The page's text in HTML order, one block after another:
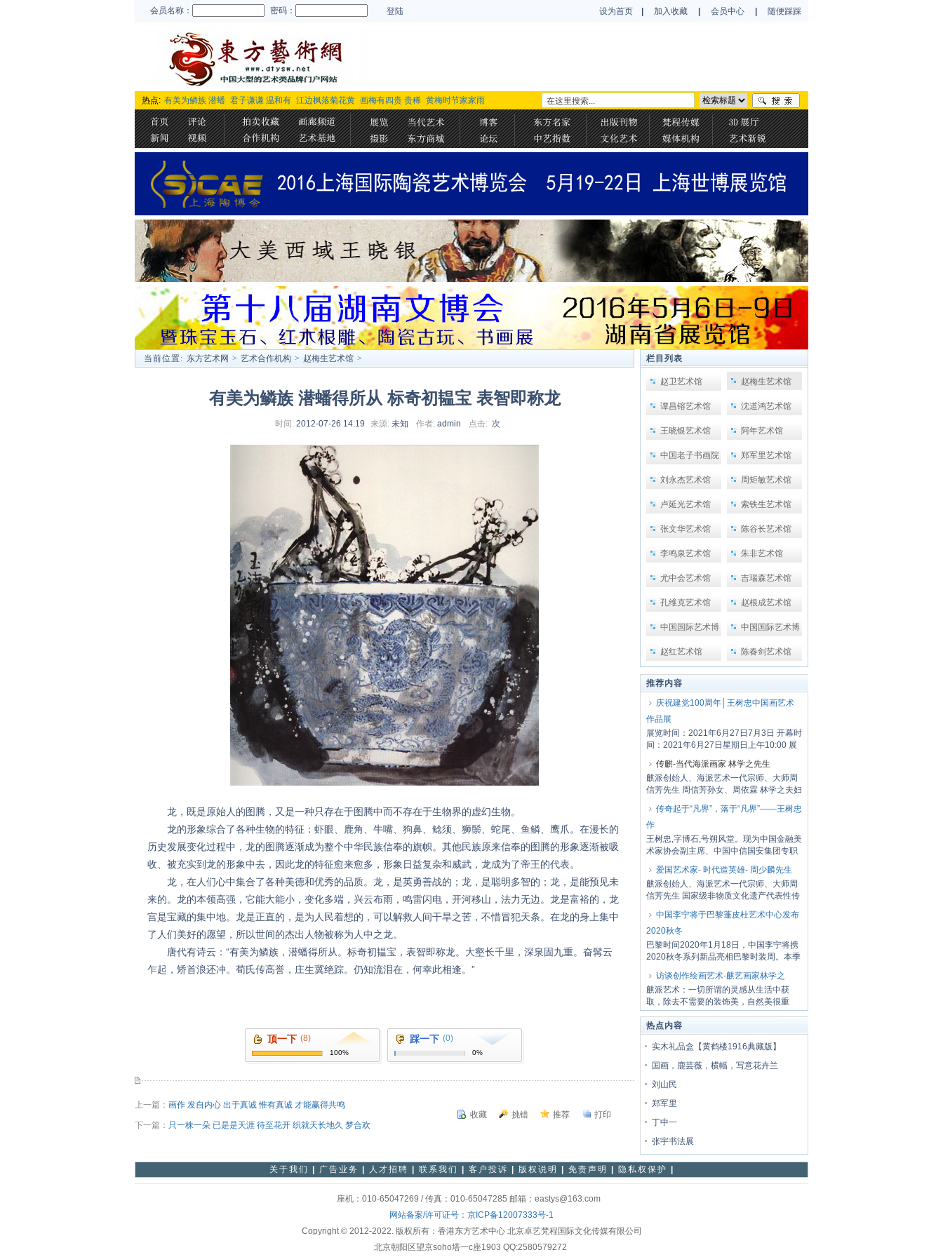
会员名称： 密码： 登陆 设为首页 加入收藏 会员中心 随便踩踩
热点: 有美为鳞族 潜蟠 君子谦谦 温和有 江边枫落菊花黄 画梅有四贵 贵稀 黄梅时节家家雨
当前位置: 东方艺术网 > 艺术合作机构 > 赵梅生艺术馆 >
有美为鳞族 潜蟠得所从 标奇初韫宝 表智即称龙
时间: 2012-07-26 14:19 来源: 未知 作者: admin 点击: 次
龙，既是原始人的图腾，又是一种只存在于图腾中而不存在于生物界的虚幻生物。
龙的形象综合了各种生物的特征：虾眼、鹿角、牛嘴、狗鼻、鲶须、狮鬃、蛇尾、鱼鳞、鹰爪。在漫长的
历史发展变化过程中，龙的图腾逐渐成为整个中华民族信奉的旗帜。其他民族原来信奉的图腾的形象逐渐被吸
收、被充实到龙的形象中去，因此龙的特征愈来愈多，形象日益复杂和威武，龙成为了帝王的代表。
龙，在人们心中集合了各种美德和优秀的品质。龙，是英勇善战的；龙，是聪明多智的；龙，是能预见未
来的。龙的本领高强，它能大能小，变化多端，兴云布雨，鸣雷闪电，开河移山，法力无边。龙是富裕的，龙
宫是宝藏的集中地。龙是正直的，是为人民着想的，可以解救人间干旱之苦，不惜冒犯天条。在龙的身上集中
了人们美好的愿望，所以世间的杰出人物被称为人中之龙。
唐代有诗云：“有美为鳞族，潜蟠得所从。标奇初韫宝，表智即称龙。大壑长千里，深泉固九重。奋髯云
乍起，矫首浪还冲。荀氏传高誉，庄生冀绝踪。仍知流泪在，何幸此相逢。”
顶一下 (8)
100%
踩一下 (0)
0%
上一篇： 画作 发自内心 出于真诚 惟有真诚 才能赢得共鸣
下一篇： 只一株一朵 已是是天涯 待至花开 织就天长地久 梦合欢
收藏 挑错 推荐 打印
栏目列表
赵卫艺术馆 赵梅生艺术馆
谭昌镕艺术馆 沈道鸿艺术馆
王晓银艺术馆 阿年艺术馆
中国老子书画院 郑军里艺术馆
刘永杰艺术馆 周矩敏艺术馆
卢延光艺术馆 索铁生艺术馆
张文华艺术馆 陈谷长艺术馆
李鸣泉艺术馆 朱非艺术馆
尤中会艺术馆 吉瑞森艺术馆
孔维克艺术馆 赵根成艺术馆
中国国际艺术博
览会
中国国际艺术博
览会2
赵红艺术馆 陈春剑艺术馆
推荐内容
庆祝建党100周年│王树忠中国画艺术
作品展
展览时间：2021年6月27日7月3日 开幕时
间：2021年6月27日星期日上午10:00 展
传麒-当代海派画家 林学之先生
麒派创始人、海派艺术一代宗师、大师周
信芳先生 周信芳孙女、周依霖 林学之夫妇
传奇起于“凡界”，落于“凡界”——王树忠
作
王树忠,字博石,号朔风堂。现为中国金融美
术家协会副主席、中国中信国安集团专职
爱国艺术家- 时代造英雄- 周少麟先生
麒派创始人、海派艺术一代宗师、大师周
信芳先生 国家级非物质文化遗产代表性传
中国李宁将于巴黎蓬皮杜艺术中心发布
2020秋冬
巴黎时间2020年1月18日，中国李宁将携
2020秋冬系列新品亮相巴黎时装周。本季
访谈创作绘画艺术-麒艺画家林学之
麒派艺术：一切所谓的灵感从生活中获
取，除去不需要的装饰美，自然美很重
要！ 无题.18...
热点内容
实木礼品盒【黄鹤楼1916典藏版】
国画，鹿芸薇，横幅，写意花卉兰
刘山民
郑军里
丁中一
张宇书法展
关于我们 广告业务 人才招聘 联系我们 客户投诉 版权说明 免责声明 隐私权保护
座机：010-65047269 / 传真：010-65047285 邮箱：eastys@163.com
网站备案/许可证号： 京ICP备12007333号-1
Copyright © 2012-2022. 版权所有：香港东方艺术中心 北京卓艺梵程国际文化传媒有限公司
北京朝阳区望京soho塔一c座1903 QQ:2580579272